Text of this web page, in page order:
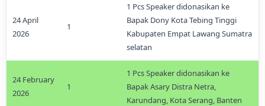
24 April
2026
1
1 Pcs Speaker didonasikan ke
Bapak Dony Kota Tebing Tinggi
Kabupaten Empat Lawang Sumatra
selatan
24 February
2026
1
1 Pcs Speaker didonasikan ke
Bapak Asary Distra Netra,
Karundang, Kota Serang, Banten